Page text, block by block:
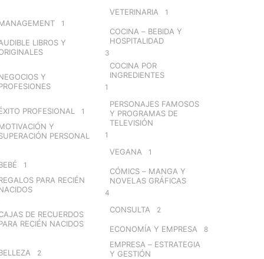
1
LIBROS Y
Y
PROFESIONAL 1
Y
PERSONAL
1
PARA RECIÉN
DE RECUERDOS
RECIÉN NACIDOS
2
VETERINARIA 1
COCINA – BEBIDA Y
HOSPITALIDAD
3
COCINA POR
INGREDIENTES
1
PERSONAJES FAMOSOS
Y PROGRAMAS DE
TELEVISIÓN
1
VEGANA 1
CÓMICS – MANGA Y
NOVELAS GRÁFICAS
4
CONSULTA 2
ECONOMÍA Y EMPRESA 8
EMPRESA – ESTRATEGIA
Y GESTIÓN